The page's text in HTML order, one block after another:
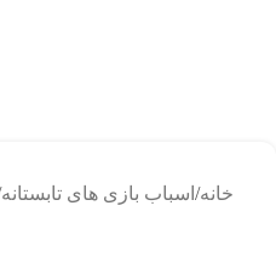
خانه اسباب بازی های تابستانه